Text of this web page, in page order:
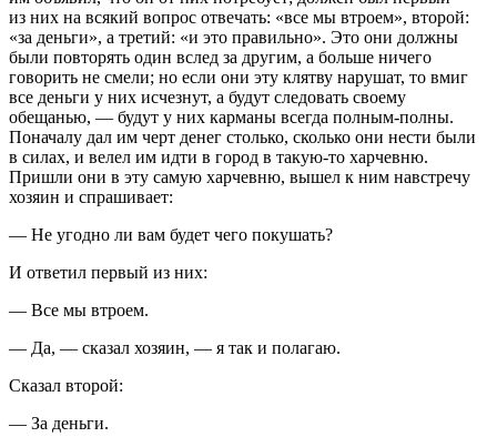
из них на всякий вопрос отвечать: «все мы втроем», второй:
«за деньги», а третий: «и это правильно». Это они должны
были повторять один вслед за другим, а больше ничего
говорить не смели; но если они эту клятву нарушат, то вмиг
все деньги у них исчезнут, а будут следовать своему
обещанью, — будут у них карманы всегда полным-полны.
Поначалу дал им черт денег столько, сколько они нести были
в силах, и велел им идти в город в такую-то харчевню.
Пришли они в эту самую харчевню, вышел к ним навстречу
хозяин и спрашивает:
— Не угодно ли вам будет чего покушать?
И ответил первый из них:
— Все мы втроем.
— Да, — сказал хозяин, — я так и полагаю.
Сказал второй:
— За деньги.